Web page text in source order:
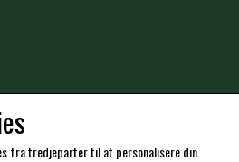
fra tredjeparter til at personalisere din